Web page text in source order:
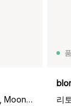
필라 에스프레소컵과 소서 2개 세트, Moonbeam
리